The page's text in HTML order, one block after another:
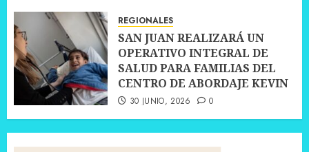
REGIONALES
SAN JUAN REALIZARÁ UN
OPERATIVO INTEGRAL DE
SALUD PARA FAMILIAS DEL
CENTRO DE ABORDAJE KEVIN
30 JUNIO, 2026 0